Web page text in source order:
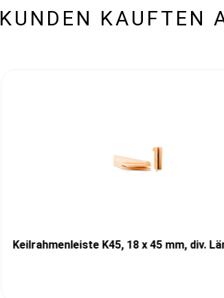
KUNDEN KAUFTEN
Keilrahmenleiste K45, 18 x 45 mm, div.